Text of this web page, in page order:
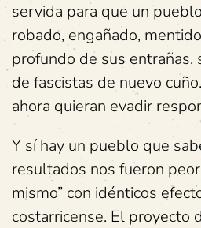
servida para que un
robado, engañado,
profundo de sus entrañas,
de fascistas de nuevo
ahora quieran evadir
Y sí hay un pueblo que
resultados nos fueron
mismo” con idénticos
costarricense. El proyecto